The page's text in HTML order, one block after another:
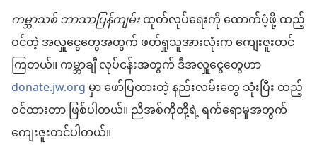
ကမ္ဘာသစ် ဘာသာပြန်ကျမ်းထုတ်လုပ်ရေးကို ထောက်ပံ့ဖို့ ထည့်
ဝင်တဲ့ အလှူငွေတွေအတွက် ဖတ်ရှုသူအားလုံးက ကျေးဇူးတင်
ကြတယ်။ ကမ္ဘာချီ လုပ်ငန်းအတွက် ဒီအလှူငွေတွေဟာ
donate.jw.orgမှာ ဖော်ပြထားတဲ့ နည်းလမ်းတွေ သုံးပြီး ထည့်
ဝင်ထားတာ ဖြစ်ပါတယ်။ ညီအစ်ကိုတို့ရဲ့ ရက်ရောမှုအတွက်
ကျေးဇူးတင်ပါတယ်။